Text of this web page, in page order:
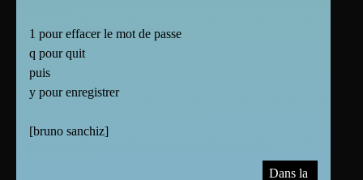
1 pour effacer le mot de passe
q pour quit
puis
y pour enregistrer
[bruno sanchiz]
Dans la